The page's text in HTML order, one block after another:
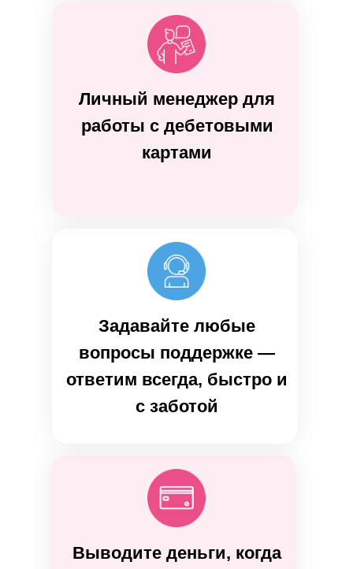
Выводите деньги, когда
Задавайте любые
вопросы поддержке —
ответим всегда, быстро и
с заботой
Личный менеджер для
работы с дебетовыми
картами